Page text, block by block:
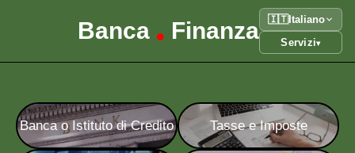
Banca • Finanza 🇮🇹 Italiano
Servizi▾
Banca o Istituto di Credito Tasse e Imposte